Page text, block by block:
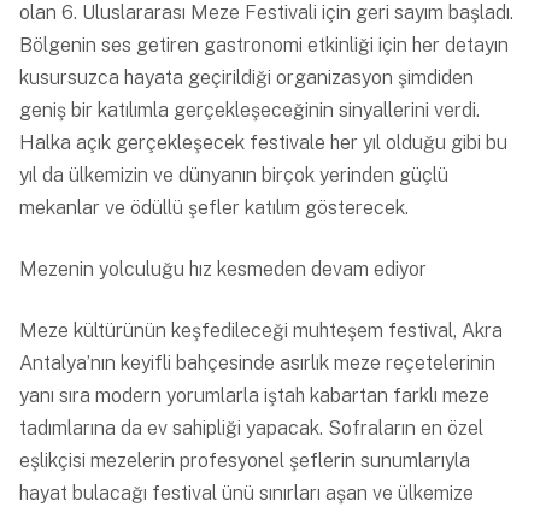
olan 6. Uluslararası Meze Festivali için geri sayım başladı.
Bölgenin ses getiren gastronomi etkinliği için her detayın
kusursuzca hayata geçirildiği organizasyon şimdiden
geniş bir katılımla gerçekleşeceğinin sinyallerini verdi.
Halka açık gerçekleşecek festivale her yıl olduğu gibi bu
yıl da ülkemizin ve dünyanın birçok yerinden güçlü
mekanlar ve ödüllü şefler katılım gösterecek.
Mezenin yolculuğu hız kesmeden devam ediyor
Meze kültürünün keşfedileceği muhteşem festival, Akra
Antalya’nın keyifli bahçesinde asırlık meze reçetelerinin
yanı sıra modern yorumlarla iştah kabartan farklı meze
tadımlarına da ev sahipliği yapacak. Sofraların en özel
eşlikçisi mezelerin profesyonel şeflerin sunumlarıyla
hayat bulacağı festival ünü sınırları aşan ve ülkemize